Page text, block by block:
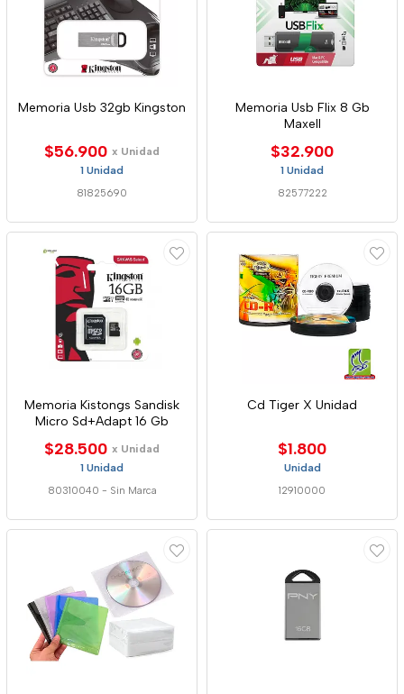
Memoria Usb 32gb Kingston
$56.900 x Unidad
1 Unidad
81825690
Memoria Usb Flix 8 Gb
Maxell
$32.900
1 Unidad
82577222
Memoria Kistongs Sandisk
Micro Sd+Adapt 16 Gb
$28.500 x Unidad
1 Unidad
80310040 - Sin Marca
Cd Tiger X Unidad
$1.800
Unidad
12910000